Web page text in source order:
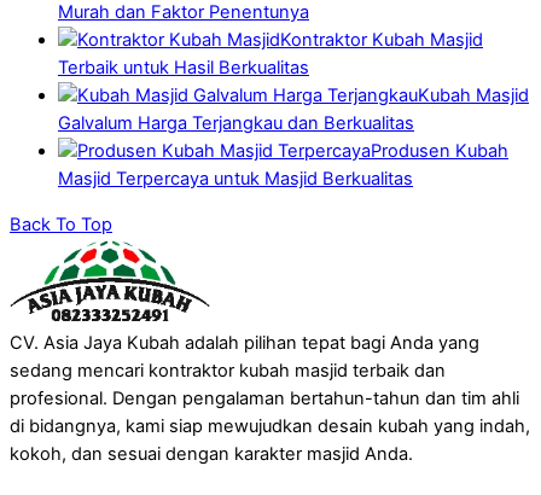
Murah dan Faktor Penentunya
Kontraktor Kubah Masjid
Terbaik untuk Hasil Berkualitas
Kubah Masjid
Galvalum Harga Terjangkau dan Berkualitas
Produsen Kubah
Masjid Terpercaya untuk Masjid Berkualitas
Back To Top
CV. Asia Jaya Kubah adalah pilihan tepat bagi Anda yang
sedang mencari kontraktor kubah masjid terbaik dan
profesional. Dengan pengalaman bertahun-tahun dan tim ahli
di bidangnya, kami siap mewujudkan desain kubah yang indah,
kokoh, dan sesuai dengan karakter masjid Anda.